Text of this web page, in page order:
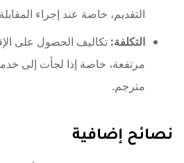
التقديم، خاصة عند إجراء
التكلفة: تكاليف الحصول على
مرتفعة، خاصة إذا لجأت إلى
مترجم.
نصائح إضافية